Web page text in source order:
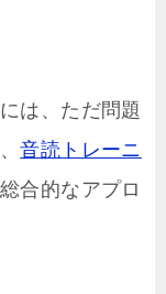
は、ただ問題
音読トレーニ
合的なアプロ